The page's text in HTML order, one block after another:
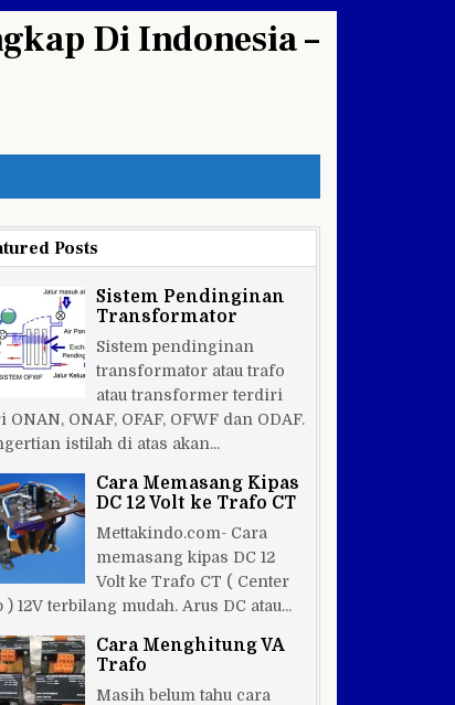
Di Indonesia –
Posts
Sistem Pendinginan
Transformator
Sistem pendinginan
transformator atau trafo
atau transformer terdiri
ONAN, ONAF, OFAF, OFWF dan ODAF.
istilah di atas akan...
Cara Memasang Kipas
DC 12 Volt ke Trafo CT
Mettakindo.com- Cara
memasang kipas DC 12
Volt ke Trafo CT ( Center
) 12V terbilang mudah. Arus DC atau...
Cara Menghitung VA
Trafo
Masih belum tahu cara